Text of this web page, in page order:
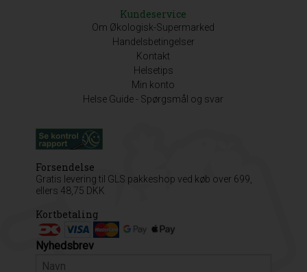
Kundeservice
Om Økologisk-Supermarked
Handelsbetingelser
Kontakt
Helsetips
Min konto
Helse Guide - Spørgsmål og svar
Forsendelse
Gratis levering til GLS pakkeshop ved køb over 699,
ellers 48,75 DKK
Kortbetaling
Nyhedsbrev